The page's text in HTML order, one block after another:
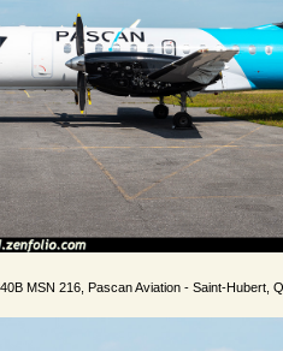
MSN 216, Pascan Aviation - Saint-Hubert,